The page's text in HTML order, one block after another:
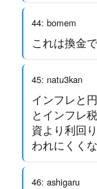
44: bomem
これは換金
45: natu3kan
インフレと
とインフレ
資より利回
われにくく
46: ashigaru